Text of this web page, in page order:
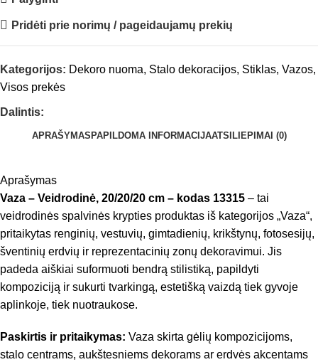
Pridėti prie norimų / pageidaujamų prekių
Kategorijos: Dekoro nuoma, Stalo dekoracijos, Stiklas, Vazos,
Visos prekės
Dalintis:
APRAŠYMAS PAPILDOMA INFORMACIJAATSILIEPIMAI (0)
Aprašymas
Vaza – Veidrodinė, 20/20/20 cm – kodas 13315 – tai
veidrodinės spalvinės krypties produktas iš kategorijos „Vaza“,
pritaikytas renginių, vestuvių, gimtadienių, krikštynų, fotosesijų,
šventinių erdvių ir reprezentacinių zonų dekoravimui. Jis
padeda aiškiai suformuoti bendrą stilistiką, papildyti
kompoziciją ir sukurti tvarkingą, estetišką vaizdą tiek gyvoje
aplinkoje, tiek nuotraukose.
Paskirtis ir pritaikymas: Vaza skirta gėlių kompozicijoms,
stalo centrams, aukštesniems dekorams ar erdvės akcentams